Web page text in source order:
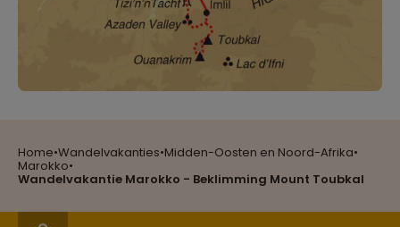
Home•Wandelvakanties•Midden-Oosten en Noord-Afrika•
Marokko•
Wandelvakantie Marokko - Beklimming Mount Toubkal
Groepsreizen mét indivuele vrijheid